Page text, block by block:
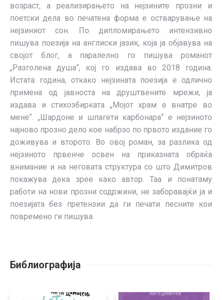
возраст, а реализирањето на нејзините прозни и
поетски дела во печатена форма е остварување на
нејзиниот сон. По дипломирањето интензивно
пишува поезија на англиски јазик, која ја објавува на
својот блог, а паралелно го пишува романот
„Разголена душа“, кој го издава во 2018 година.
Истата година, откако нејзината поезија е одлично
примена од јавноста на друштвените мрежи, ја
издава и стихозбирката „Мојот храм е внатре во
мене“. „Шардоне и шпагети карбонара“ е нејзиното
најново прозно дело кое набрзо по првото издание го
доживува и второто. Во овој роман, за разлика од
нејзиното првенче освен на приказната обраќа
внимание и на неговата структура со што Димитров
покажува дека зрее како автор. Таа и понатаму
работи на нови прозни содржини, не заборавајќи ја и
поезијата без претензии да ги печати песните кои
повремено ги пишува.
Библиографија